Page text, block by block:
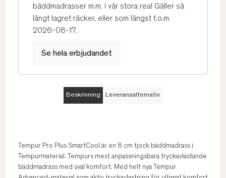
bäddmadrasser m.m. i vår stora rea! Gäller så
långt lagret räcker, eller som längst t.o.m.
2026-08-17.
Se hela erbjudandet
Beskrivning Leveransalternativ
Tempur Pro Plus SmartCool är en 8 cm tjock bäddmadrass i
Tempurmaterial. Tempurs mest anpassningsbara tryckavlastande
bäddmadrass med sval komfort. Med helt nya Tempur